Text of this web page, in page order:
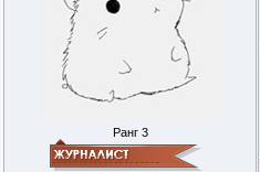
Ранг 3